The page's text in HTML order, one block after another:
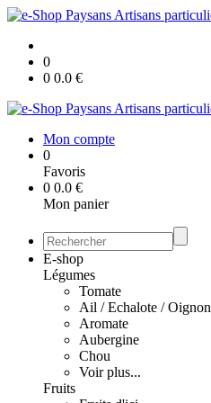
0
0 0.0 €
Mon compte
0
Favoris
0 0.0 €
Mon panier
E-shop
Légumes
Tomate
Ail / Echalote / Oignon
Aromate
Aubergine
Chou
Voir plus...
Fruits